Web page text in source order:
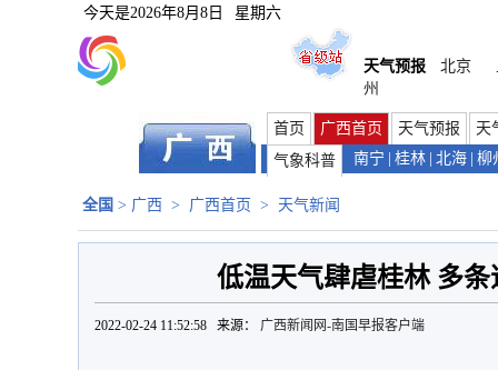
今天是2026年8月8日 星期六
天气预报 北京
州
首页 广西首页 天气预报
天
气象科普
南宁 桂林 北海 柳
全国 > 广西 > 广西首页 > 天气新闻
低温天气肆虐桂林 多
2022-02-24 11:52:58 来源： 广西新闻网-南国早报客户端